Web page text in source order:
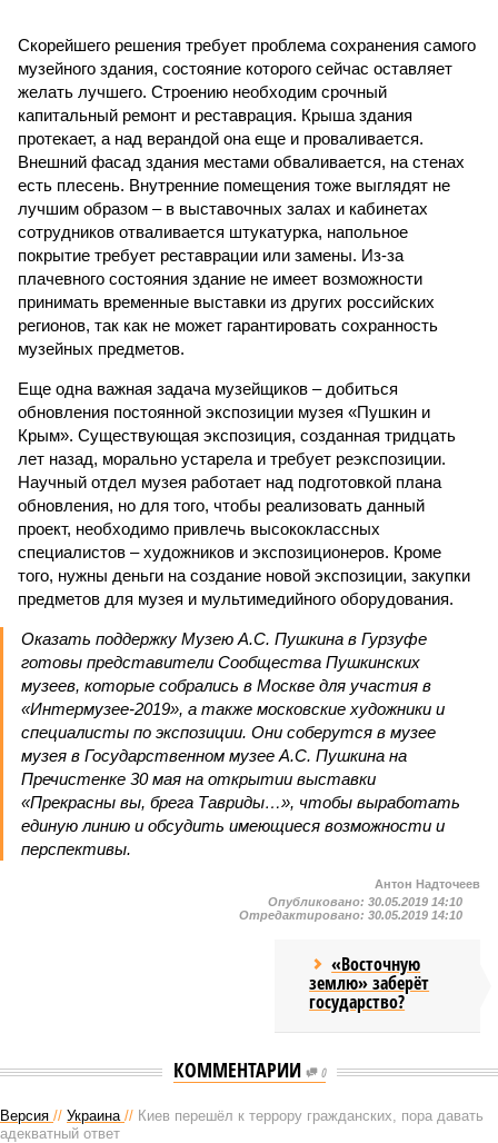
Скорейшего решения требует проблема сохранения самого
музейного здания, состояние которого сейчас оставляет
желать лучшего. Строению необходим срочный
капитальный ремонт и реставрация. Крыша здания
протекает, а над верандой она еще и проваливается.
Внешний фасад здания местами обваливается, на стенах
есть плесень. Внутренние помещения тоже выглядят не
лучшим образом – в выставочных залах и кабинетах
сотрудников отваливается штукатурка, напольное
покрытие требует реставрации или замены. Из-за
плачевного состояния здание не имеет возможности
принимать временные выставки из других российских
регионов, так как не может гарантировать сохранность
музейных предметов.
Еще одна важная задача музейщиков – добиться
обновления постоянной экспозиции музея «Пушкин и
Крым». Существующая экспозиция, созданная тридцать
лет назад, морально устарела и требует реэкспозиции.
Научный отдел музея работает над подготовкой плана
обновления, но для того, чтобы реализовать данный
проект, необходимо привлечь высококлассных
специалистов – художников и экспозиционеров. Кроме
того, нужны деньги на создание новой экспозиции, закупки
предметов для музея и мультимедийного оборудования.
Оказать поддержку Музею А.С. Пушкина в Гурзуфе
готовы представители Сообщества Пушкинских
музеев, которые собрались в Москве для участия в
«Интермузее-2019», а также московские художники и
специалисты по экспозиции. Они соберутся в музее
музея в Государственном музее А.С. Пушкина на
Пречистенке 30 мая на открытии выставки
«Прекрасны вы, брега Тавриды…», чтобы выработать
единую линию и обсудить имеющиеся возможности и
перспективы.
Антон Надточеев
Опубликовано: 30.05.2019 14:10
Отредактировано: 30.05.2019 14:10
«Восточную
землю» заберёт
государство?
КОММЕНТАРИИ 0
Версия // Украина // Киев перешёл к террору гражданских, пора давать
адекватный ответ